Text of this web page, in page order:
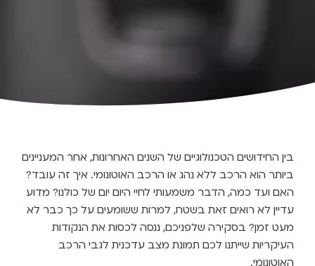
בין החידושים הטכנולוגיים של השנים האחרונות, אחר המעניינים
ביותר הוא הרכב ללא נהג או הרכב האוטונומי. איך זה עובד?
האם ועד כמה, הדבר משמעותי לחיי היום יום של כולנו? מדוע
עדיין לא רואים זאת בשטח, למרות ששומעים על כך כבר לא
מעט זמן? בסקירה שלפניכם, ננסה לכסות את הנקודות
העיקריות שייתנו לכם תמונת מצב עדכנית לגבי הרכב
האוטונומי.